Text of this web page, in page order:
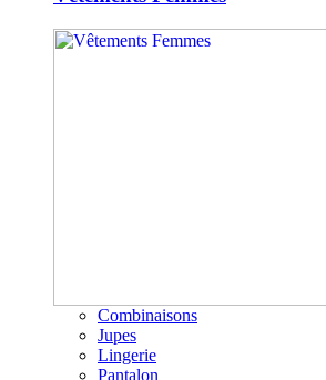
Combinaisons
Jupes
Lingerie
Pantalon